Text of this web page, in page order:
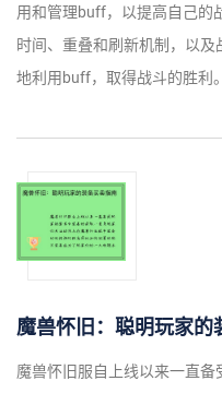
用和管理buff，以提高自己的
时间、重叠和刷新机制，以
地利用buff，取得战斗的胜利。
魔兽怀旧：聪明玩家的
魔兽怀旧服自上线以来一直